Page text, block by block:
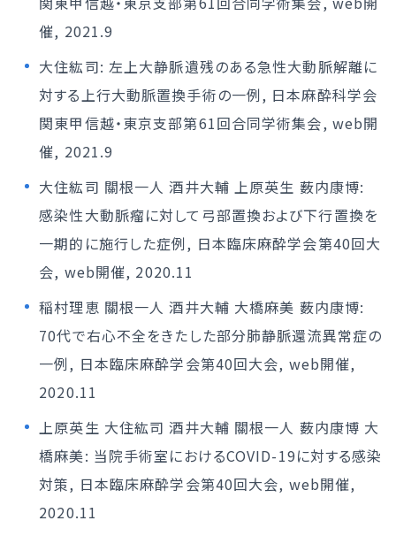
催, 2021.9
大住紘司: 左上大静脈遺残のある急性大動脈解離に
対する上行大動脈置換手術の一例, 日本麻酔科学会
関東甲信越・東京支部第61回合同学術集会, web開
催, 2021.9
大住紘司 關根一人 酒井大輔 上原英生 薮内康博:
感染性大動脈瘤に対して弓部置換および下行置換を
一期的に施行した症例, 日本臨床麻酔学会第40回大
会, web開催, 2020.11
稲村理恵 關根一人 酒井大輔 大橋麻美 薮内康博:
70代で右心不全をきたした部分肺静脈還流異常症の
一例, 日本臨床麻酔学会第40回大会, web開催,
2020.11
上原英生 大住紘司 酒井大輔 關根一人 薮内康博 大
橋麻美: 当院手術室におけるCOVID-19に対する感染
対策, 日本臨床麻酔学会第40回大会, web開催,
2020.11